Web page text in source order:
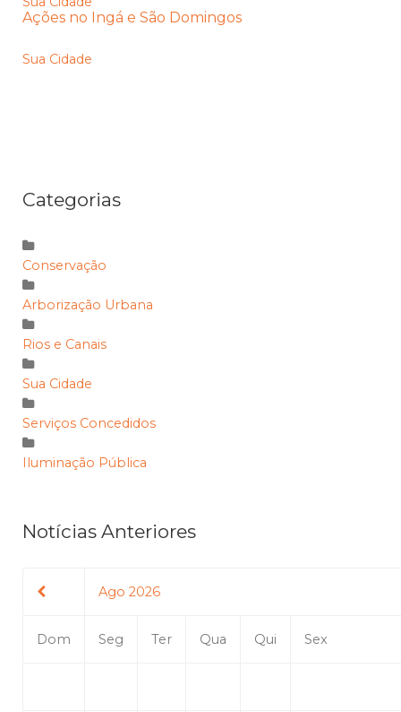
Ações no Ingá e São Domingos
Sua Cidade
Categorias
Conservação
Arborização Urbana
Rios e Canais
Sua Cidade
Serviços Concedidos
Iluminação Pública
Notícias Anteriores
Ago 2026
Dom Seg Ter Qua Qui Sex